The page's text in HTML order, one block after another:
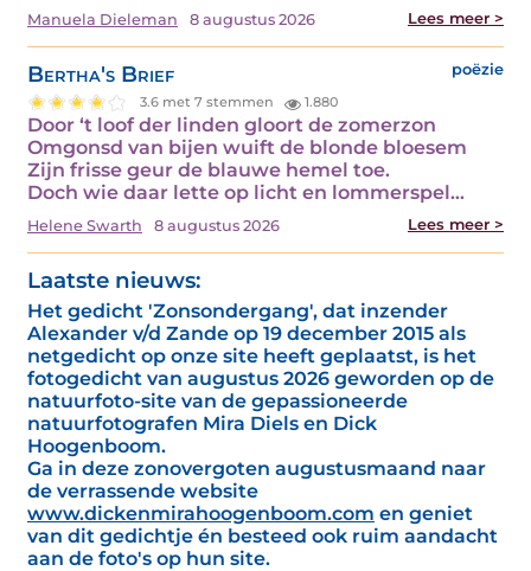
Manuela Dieleman 8 augustus 2026 Lees meer >
Bertha's Brief poëzie
3.6 met 7 stemmen 1.880
Door ‘t loof der linden gloort de zomerzon
Omgonsd van bijen wuift de blonde bloesem
Zijn frisse geur de blauwe hemel toe.
Doch wie daar lette op licht en lommerspel…
Helene Swarth 8 augustus 2026 Lees meer >
Laatste nieuws:
Het gedicht 'Zonsondergang', dat inzender
Alexander v/d Zande op 19 december 2015 als
netgedicht op onze site heeft geplaatst, is het
fotogedicht van augustus 2026 geworden op de
natuurfoto-site van de gepassioneerde
natuurfotografen Mira Diels en Dick
Hoogenboom.
Ga in deze zonovergoten augustusmaand naar
de verrassende website
www.dickenmirahoogenboom.com en geniet
van dit gedichtje én besteed ook ruim aandacht
aan de foto's op hun site.